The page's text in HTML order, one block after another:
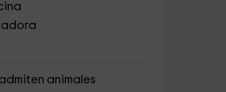
animales